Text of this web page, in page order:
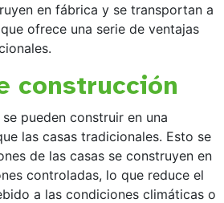
en fábrica y se transportan a
ofrece una serie de ventajas
construcción
pueden construir en una
las casas tradicionales. Esto se
de las casas se construyen en
controladas, lo que reduce el
a las condiciones climáticas o